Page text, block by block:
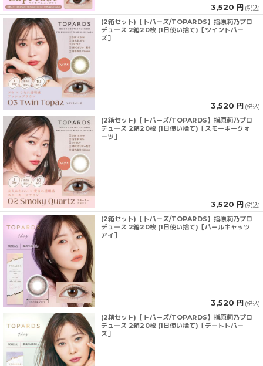
3,520 円 (税込)
(2箱セット)【トパーズ/TOPARDS】指原莉乃プロ
デュ―ス 2箱20枚 (1日使い捨て)［ツイントパー
ズ］
3,520 円 (税込)
(2箱セット)【トパーズ/TOPARDS】指原莉乃プロ
デュ―ス 2箱20枚 (1日使い捨て)［スモーキークォ
ーツ］
3,520 円 (税込)
(2箱セット)【トパーズ/TOPARDS】指原莉乃プロ
デュ―ス 2箱20枚 (1日使い捨て)［パールキャッツ
アイ］
3,520 円 (税込)
(2箱セット)【トパーズ/TOPARDS】指原莉乃プロ
デュ―ス 2箱20枚 (1日使い捨て)［デートトパー
ズ］